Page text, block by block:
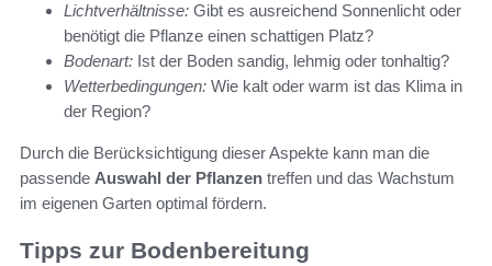
Lichtverhältnisse: Gibt es ausreichend Sonnenlicht oder
benötigt die Pflanze einen schattigen Platz?
Bodenart: Ist der Boden sandig, lehmig oder tonhaltig?
Wetterbedingungen: Wie kalt oder warm ist das Klima in
der Region?
Durch die Berücksichtigung dieser Aspekte kann man die
passende Auswahl der Pflanzen treffen und das Wachstum
im eigenen Garten optimal fördern.
Tipps zur Bodenbereitung